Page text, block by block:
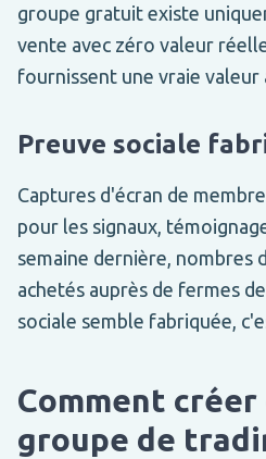
groupe gratuit existe
vente avec zéro valeur
fournissent une vraie valeur
Preuve sociale
Captures d'écran de
pour les signaux,
semaine dernière, nombres
achetés auprès de fermes
sociale semble fabriquée,
Comment
groupe de